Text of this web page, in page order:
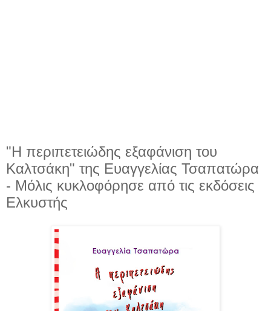
"Η περιπετειώδης εξαφάνιση του
Καλτσάκη" της Ευαγγελίας Τσαπατώρα
- Μόλις κυκλοφόρησε από τις εκδόσεις
Ελκυστής